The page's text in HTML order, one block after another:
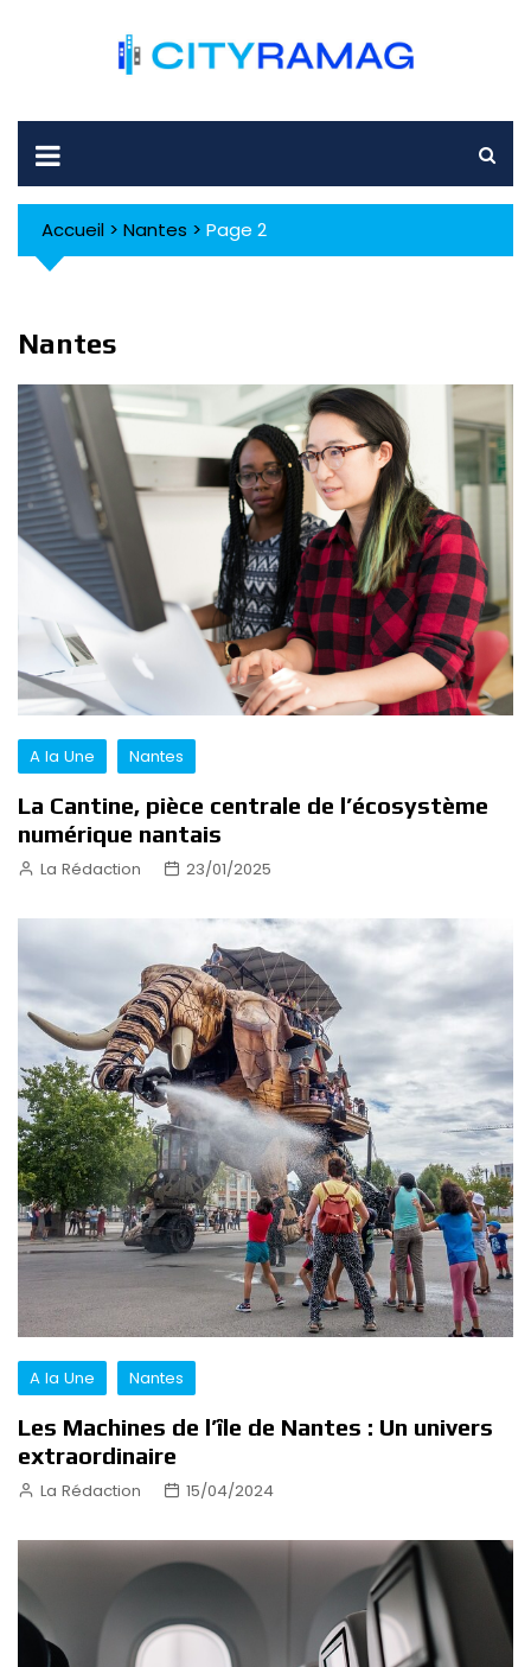
Accueil > Nantes > Page 2
Nantes
A la Une Nantes
La Cantine, pièce centrale de l’écosystème
numérique nantais
La Rédaction 23/01/2025
A la Une Nantes
Les Machines de l’île de Nantes : Un univers
extraordinaire
La Rédaction 15/04/2024